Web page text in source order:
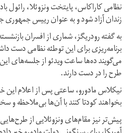
نظامی کاراکاس، پایتخت ونزوئلا، رائول
زندان آزاد شود و به عنوان رییس جمهوری
به گفته رودریگز، شماری از افسران
برنامه‌ریزی برای این توطئه نظامی دست
می‌گویند ده‌ها ساعت ویدئو از جلسه‌های
طرح را در دست دارند.
نیکلاس مادورو، ساعتی پس از اعلام این
بخواهند کودتا کنند با آن‌ها بی‌ملاحظه و
پیش‌تر نیز مقام‌های ونزوئلایی از